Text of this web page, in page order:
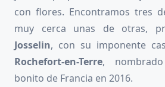
con flores. Encontramos tres
muy cerca unas de otras,
Josselin, con su imponente
Rochefort-en-Terre,
bonito de Francia en 2016.